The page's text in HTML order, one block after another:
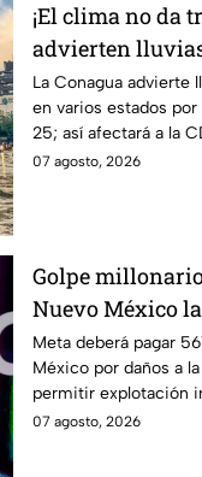
¡El clima no da
advierten
semana para la
de México
La Conagua advierte
en varios estados
25; así afectará a la
07 agosto, 2026
Golpe
Nuevo México
mdd por
Meta deberá pagar
México por daños a
permitir explotación
07 agosto, 2026